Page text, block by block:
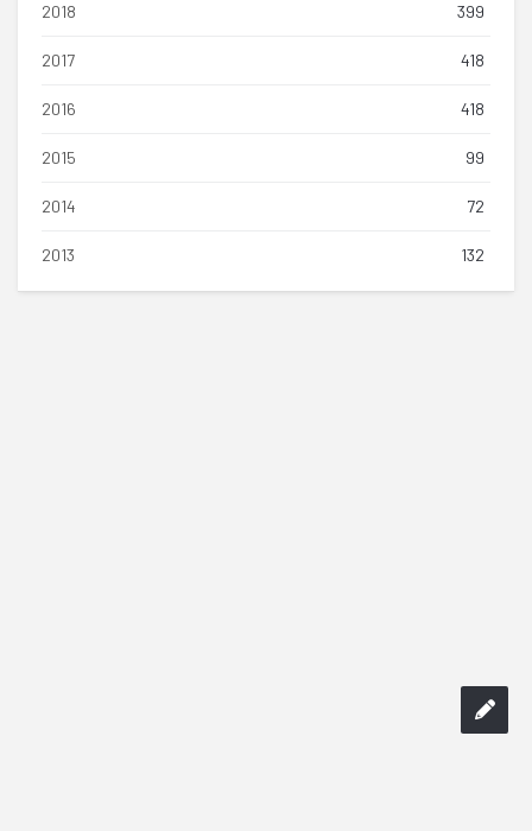
2018 399
2017 418
2016 418
2015 99
2014 72
2013 132